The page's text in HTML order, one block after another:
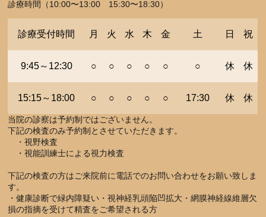
診療時間（10:00〜13:00 15:30〜18:30）
診療受付時間 月 火 水 木 金 土 日 祝
9:45～12:30 ○ ○ ○ ○ ○ ○ 休 休
15:15～18:00 ○ ○ ○ ○ ○ 17:30 休 休
当院の診察は予約制ではございません。
下記の検査のみ予約制とさせていただきます。
・視野検査
・視能訓練士による視力検査
下記の検査の方はご来院前に電話でのお問い合わせをお願い致しま
す。
・健康診断で緑内障疑い・視神経乳頭陥凹拡大・網膜神経線維層欠
損の指摘を受けて精査をご希望される方